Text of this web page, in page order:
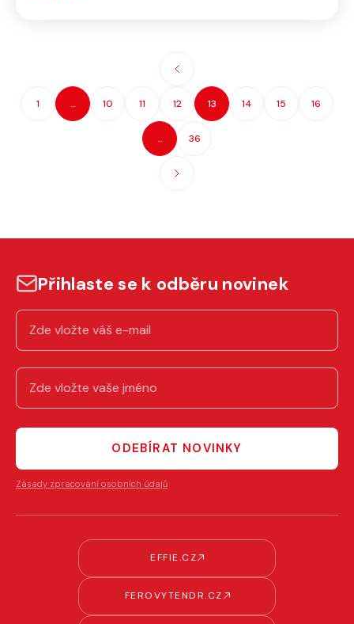
1 … 10 11 12 13 14 15 16
… 36
Přihlaste se k odběru novinek
ODEBÍRAT NOVINKY
Zásady zpracování osobních údajů
EFFIE.CZ
FEROVYTENDR.CZ